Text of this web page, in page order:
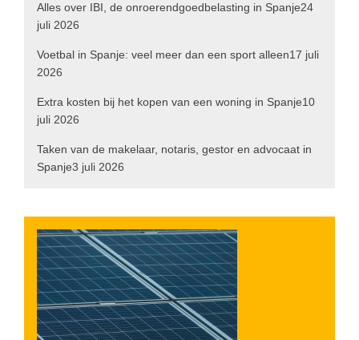
Alles over IBI, de onroerendgoedbelasting in Spanje24
juli 2026
Voetbal in Spanje: veel meer dan een sport alleen17 juli
2026
Extra kosten bij het kopen van een woning in Spanje10
juli 2026
Taken van de makelaar, notaris, gestor en advocaat in
Spanje3 juli 2026